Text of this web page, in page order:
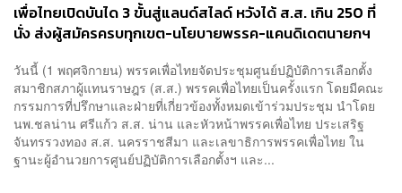
เพื่อไทยเปิดบันได 3 ขั้นสู่แลนด์สไลด์ หวังได้ ส.ส. เกิน 250 ที่
นั่ง ส่งผู้สมัครครบทุกเขต-นโยบายพรรค-แคนดิเดตนายกฯ
วันนี้ (1 พฤศจิกายน) พรรคเพื่อไทยจัดประชุมศูนย์ปฏิบัติการเลือกตั้ง
สมาชิกสภาผู้แทนราษฎร (ส.ส.) พรรคเพื่อไทยเป็นครั้งแรก โดยมีคณะ
กรรมการที่ปรึกษาและฝ่ายที่เกี่ยวข้องทั้งหมดเข้าร่วมประชุม นำโดย
นพ.ชลน่าน ศรีแก้ว ส.ส. น่าน และหัวหน้าพรรคเพื่อไทย ประเสริฐ
จันทรรวงทอง ส.ส. นครราชสีมา และเลขาธิการพรรคเพื่อไทย ใน
ฐานะผู้อำนวยการศูนย์ปฏิบัติการเลือกตั้งฯ และ...